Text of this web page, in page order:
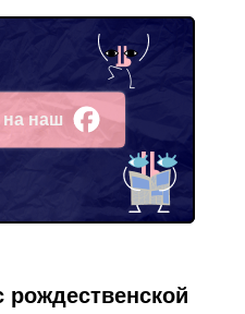
на наш